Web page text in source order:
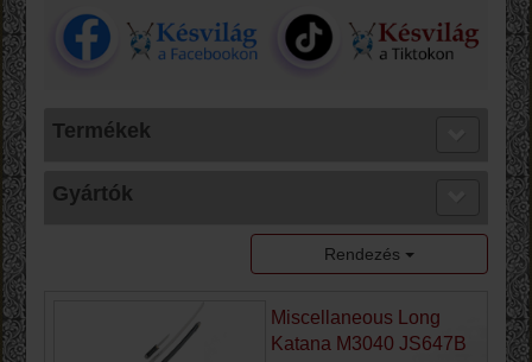
Termékek
Gyártók
Rendezés
Miscellaneous Long
Katana M3040 JS647B